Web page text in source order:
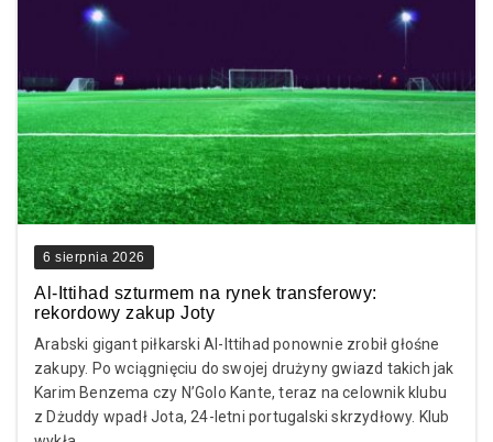
6 sierpnia 2026
Al-Ittihad szturmem na rynek transferowy:
rekordowy zakup Joty
Arabski gigant piłkarski Al-Ittihad ponownie zrobił głośne
zakupy. Po wciągnięciu do swojej drużyny gwiazd takich jak
Karim Benzema czy N’Golo Kante, teraz na celownik klubu
z Dżuddy wpadł Jota, 24-letni portugalski skrzydłowy. Klub